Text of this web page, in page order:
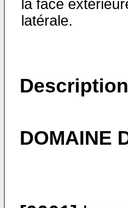
la face
latérale.
Description
DOMAINE